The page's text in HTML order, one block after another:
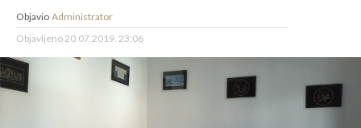
Objavio Administrator
Objavljeno20.07.2019. 23:06